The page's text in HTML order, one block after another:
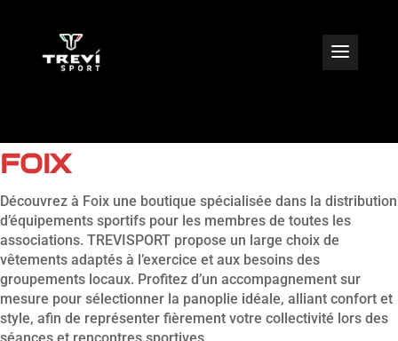
FOIX
Découvrez à Foix une boutique spécialisée dans la distribution
d’équipements sportifs pour les membres de toutes les
associations. TREVISPORT propose un large choix de
vêtements adaptés à l’exercice et aux besoins des
groupements locaux. Profitez d’un accompagnement sur
mesure pour sélectionner la panoplie idéale, alliant confort et
style, afin de représenter fièrement votre collectivité lors des